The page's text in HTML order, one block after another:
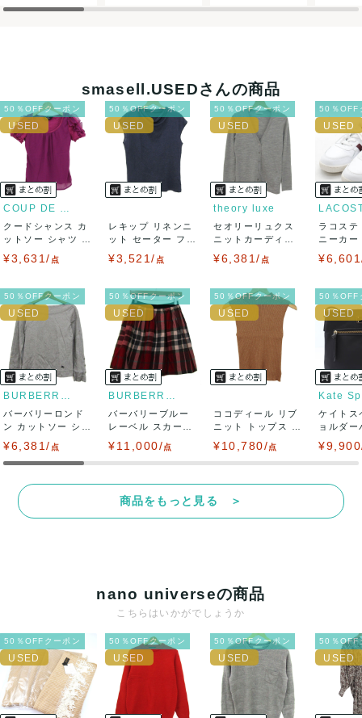
出荷
送料： ¥1,650 (見込み)
送料表を確認する
出荷目安：5営業日以内
出荷予定日：なるべく最短で発送致します。
兵庫県から出荷
smasell.USEDさんの商品
50％OFFクーポン
COUP DE CHANCE
クードシャンス カ
ットソー シャツ 半
¥3,631/ 点
50％OFFクーポン
レキップ リネンニ
ット セーター フレ
¥3,521/ 点
50％OFFクーポン
theory luxe
セオリーリュクス
ニットカーディガ
¥6,381/ 点
50％OFF
ラコステ
ニーカ
50％OFFクーポン
BURBERRY LONDON
バーバリーロンド
ン カットソー シャ
¥6,381/ 点
50％OFFクーポン
BURBERRY BLUE LABEL
バーバリーブルー
レーベル スカート
¥11,000/点
50％OFFクーポン
ココディール リブ
ニット トップス ノ
¥10,780/点
50％OFF
Kate
ケイトス
ョルダ
商品をもっと見る ＞
nano universeの商品
こちらはいかがでしょうか
50％OFFクーポン 50％OFFクーポン 50％OFFクーポン 50％OFF